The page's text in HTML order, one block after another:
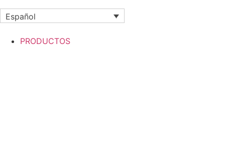
Español
PRODUCTOS